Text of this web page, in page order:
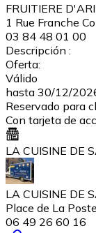
FRUITIERE
1 Rue Franche
03 84 48 01 00
Descripción :
Oferta:
Válido
hasta 30/12/
Reservado para
Con tarjeta de
LA CUISINE DE
LA CUISINE DE
Place de La
06 49 26 60 16